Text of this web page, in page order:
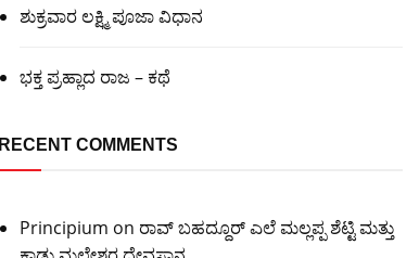
ಶುಕ್ರವಾರ ಲಕ್ಷ್ಮಿ ಪೂಜಾ ವಿಧಾನ
ಭಕ್ತ ಪ್ರಹ್ಲಾದ ರಾಜ – ಕಥೆ
RECENT COMMENTS
Principium on ರಾವ್ ಬಹದ್ದೂರ್ ಎಲೆ ಮಲ್ಲಪ್ಪ ಶೆಟ್ಟಿ ಮತ್ತು